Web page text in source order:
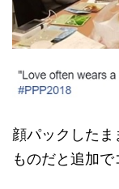
顔パックした
ものだと追加で